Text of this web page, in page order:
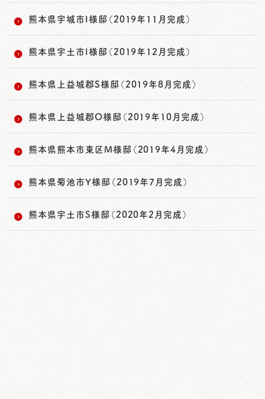
熊本県宇城市I様邸（2019年11月完成）
熊本県宇土市I様邸（2019年12月完成）
熊本県上益城郡S様邸（2019年8月完成）
熊本県上益城郡O様邸（2019年10月完成）
熊本県熊本市東区M様邸（2019年4月完成）
熊本県菊池市Y様邸（2019年7月完成）
熊本県宇土市S様邸（2020年2月完成）